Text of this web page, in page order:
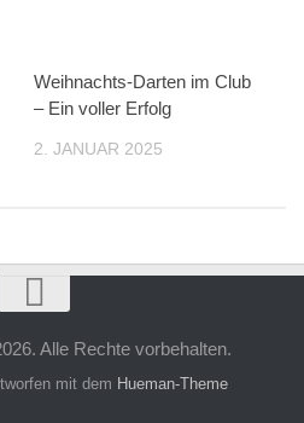
Weihnachts-Darten im Club
– Ein voller Erfolg
2. JANUAR 2025
Alle Rechte vorbehalten.
mit dem Hueman-Theme